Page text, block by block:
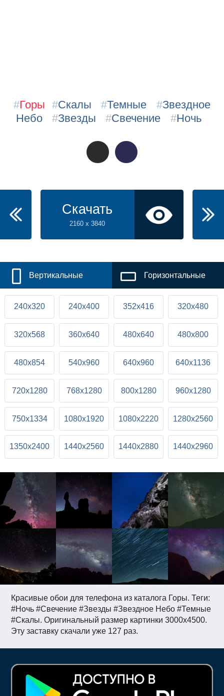
Красивые обои для телефона из каталога Горы. Теги:
#Ночь #Свечение #Звезды #Звездное Небо #Темные
#Скалы. Оригинальный размер картинки 3000x4500.
Эту заставку скачали уже 127 раз.
#Горы #Скалы #Темные #Звездное
Небо
#Звезды #Свечение #Ночь
Скачать
2160 x 3840
Вертикальные Горизонтальные
240x320 240x400 352x416 320x480
320x568 360x640 480x640 480x800
480x854 540x960 640x960 640x1136
720x1280 768x1280 800x1280 960x1280
750x1334 1080x1920 1080x2220 1280x2560
1350x2400 1440x2560 1440x2880 1440x2960